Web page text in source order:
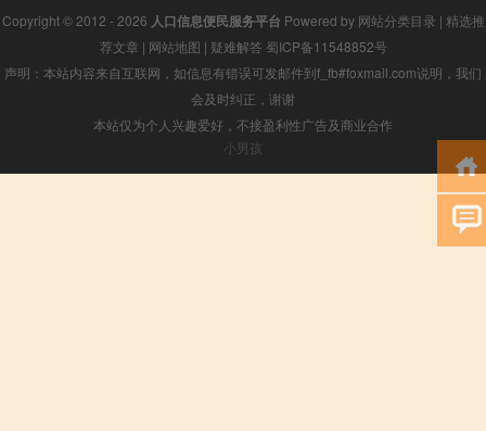
Copyright © 2012 - 2026 人口信息便民服务平台 Powered by 网站分类目录 | 精选推
荐文章 | 网站地图 | 疑难解答 蜀ICP备11548852号
声明：本站内容来自互联网，如信息有错误可发邮件到f_fb#foxmail.com说明，我们
会及时纠正，谢谢
本站仅为个人兴趣爱好，不接盈利性广告及商业合作
小男孩